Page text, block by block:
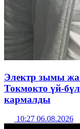
Электр зымы
Токмокто үй-
кармалды
10:27 06.08.2026